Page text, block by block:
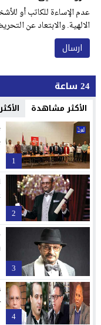
عدم الإساءة للكاتب أو
الالهية. والابتعاد عن
24 ساعة
الأكثر مشاهدة
1
2
3
4